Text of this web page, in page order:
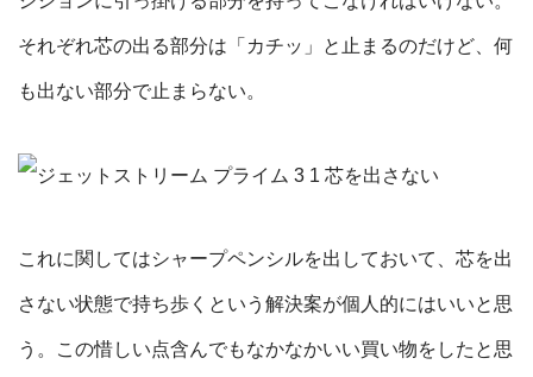
それぞれ芯の出る部分は「カチッ」と止まるのだけど、何
も出ない部分で止まらない。
これに関してはシャープペンシルを出しておいて、芯を出
さない状態で持ち歩くという解決案が個人的にはいいと思
う。この惜しい点含んでもなかなかいい買い物をしたと思